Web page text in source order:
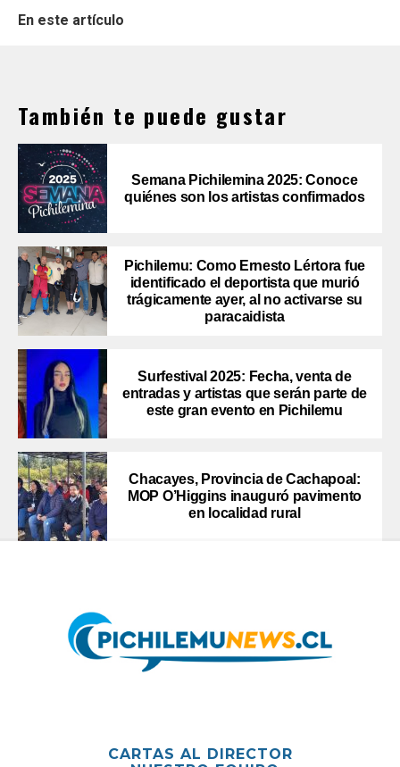
En este artículo
También te puede gustar
Semana Pichilemina 2025: Conoce
quiénes son los artistas confirmados
Pichilemu: Como Ernesto Lértora fue
identificado el deportista que murió
trágicamente ayer, al no activarse su
paracaidista
Surfestival 2025: Fecha, venta de
entradas y artistas que serán parte de
este gran evento en Pichilemu
Chacayes, Provincia de Cachapoal:
MOP O’Higgins inauguró pavimento
en localidad rural
CARTAS AL DIRECTOR